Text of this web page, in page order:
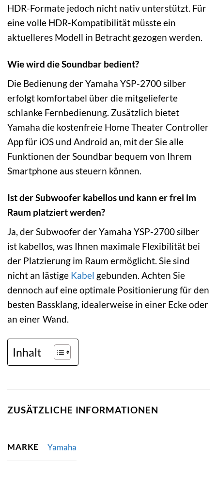
HDR-Formate jedoch nicht nativ unterstützt. Für
eine volle HDR-Kompatibilität müsste ein
aktuelleres Modell in Betracht gezogen werden.
Wie wird die Soundbar bedient?
Die Bedienung der Yamaha YSP-2700 silber
erfolgt komfortabel über die mitgelieferte
schlanke Fernbedienung. Zusätzlich bietet
Yamaha die kostenfreie Home Theater Controller
App für iOS und Android an, mit der Sie alle
Funktionen der Soundbar bequem von Ihrem
Smartphone aus steuern können.
Ist der Subwoofer kabellos und kann er frei im
Raum platziert werden?
Ja, der Subwoofer der Yamaha YSP-2700 silber
ist kabellos, was Ihnen maximale Flexibilität bei
der Platzierung im Raum ermöglicht. Sie sind
nicht an lästige Kabel gebunden. Achten Sie
dennoch auf eine optimale Positionierung für den
besten Bassklang, idealerweise in einer Ecke oder
an einer Wand.
Inhalt
ZUSÄTZLICHE INFORMATIONEN
MARKE Yamaha